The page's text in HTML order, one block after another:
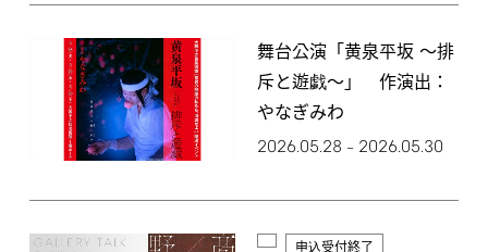
舞台公演「黄泉平坂 〜排
斥と遊戯〜」 作演出：
やなぎみわ
2026.05.28 – 2026.05.30